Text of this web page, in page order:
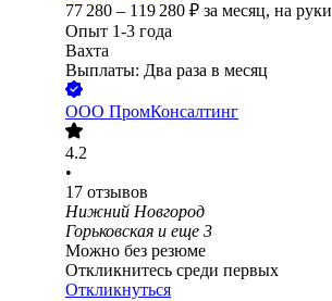
77 280 – 119 280 ₽ за месяц, на руки
Опыт 1-3 года
Вахта
Выплаты: Два раза в месяц
ООО ПромКонсалтинг
4.2
•
17 отзывов
Нижний Новгород
Горьковская и еще 3
Можно без резюме
Откликнитесь среди первых
Откликнуться